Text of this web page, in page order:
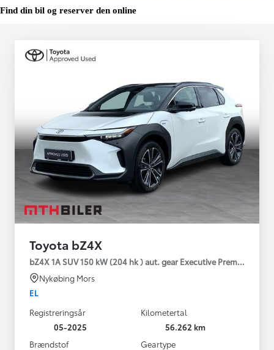
Find din bil og reserver den online
Toyota bZ4X
bZ4X 1A SUV 150 kW (204 hk ) aut. gear Executive Premium
Nykøbing Mors
EL
Registreringsår
05-2025
Kilometertal
56.262 km
Brændstof
Geartype